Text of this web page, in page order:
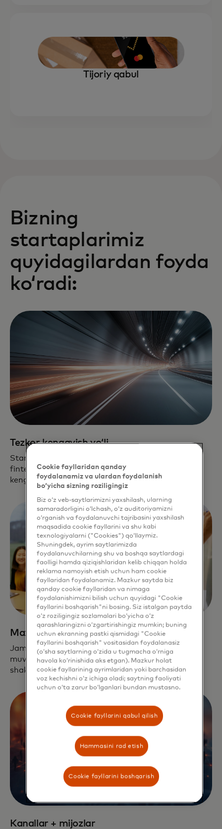
Tijoriy qabul
Bizning
startaplarimiz
quyidagilardan foyda
koʻradi:
Tezkor kengayish yoʻli
Startaplar global tarmogʻimiz, hamkorliklarimiz va
fintech yechimlarimizdan oʻz bizneslarini
kengaytirish yoʻlida foydalanadilar.
Maxsus yordam
Jamoamiz har bir kompaniya uchun oʻziga xos va
muvofiq keluvchi biznes imkoniyatlari oqimini
shakllantirishga alohida eʼtibor qaratadi.
Kanallar + mijozlar
Cookie fayllaridan qanday
foydalanamiz va ulardan foydalanish
bo‘yicha sizning roziligingiz
Biz o‘z veb-saytlarimizni yaxshilash, ularning
samaradorligini o‘lchash, o‘z auditoriyamizni
o‘rganish va foydalanuvchi tajribasini yaxshilash
maqsadida cookie fayllarini va shu kabi
texnologiyalarni ("Cookies") qo‘llaymiz.
Shuningdek, ayrim saytlarimizda
foydalanuvchilarning shu va boshqa saytlardagi
faolligi hamda qiziqishlaridan kelib chiqqan holda
reklama namoyish etish uchun ham cookie
fayllaridan foydalanamiz. Mazkur saytda biz
qanday cookie fayllaridan va nimaga
foydalanishimizni bilish uchun quyidagi "Cookie
fayllarini boshqarish"ni bosing. Siz istalgan paytda
o‘z roziligingiz sozlamalari bo‘yicha o‘z
qarashlaringizni o‘zgartirishingiz mumkin; buning
uchun ekranning pastki qismidagi "Cookie
fayllarini boshqarish" vositasidan foydalanasiz
(o‘sha saytlarning o‘zida u tugmacha o‘rniga
havola ko‘rinishida aks etgan). Mazkur holat
cookie fayllarining ayrimlaridan yoki barchasidan
voz kechishni o‘z ichiga oladi; saytning faoliyati
uchun o‘ta zarur bo‘lganlari bundan mustasno.
Cookie fayllarini qabul qilish
Hammasini rad etish
Cookie fayllarini boshqarish